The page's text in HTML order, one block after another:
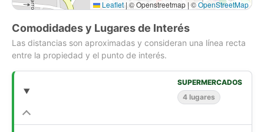
Termo eléctrico
Una oportunidad para adquirir una propiedad con carácter y
bien conectada, cercana a la tradicional Iglesia La Matriz,
Mercado Puerto, universidades, supermercado, comercio y
Contáctanos para coordinar tu visita.
LHS Propiedades.
Leaflet |© Openstreetmap | ©OpenStreetMap
Comodidades y Lugares de Interés
Las distancias son aproximadas y consideran una línea recta
entre la propiedad y el punto de interés.
SUPERMERCADOS
4 lugares